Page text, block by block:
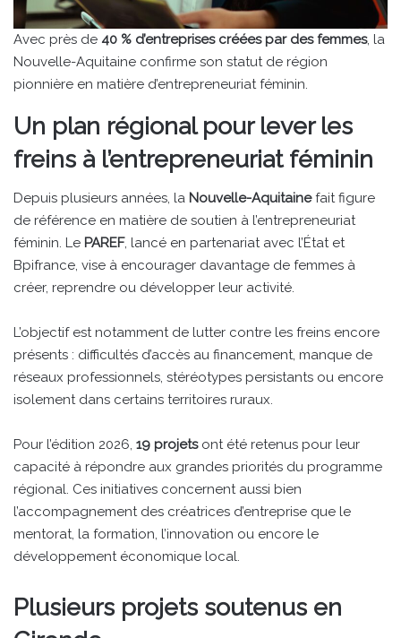
Avec près de 40 % d’entreprises créées par des femmes, la
Nouvelle-Aquitaine confirme son statut de région
pionnière en matière d’entrepreneuriat féminin.
Un plan régional pour lever les
freins à l’entrepreneuriat féminin
Depuis plusieurs années, la Nouvelle-Aquitainefait figure
de référence en matière de soutien à l’entrepreneuriat
féminin. Le PAREF, lancé en partenariat avec l’État et
Bpifrance, vise à encourager davantage de femmes à
créer, reprendre ou développer leur activité.
L’objectif est notamment de lutter contre les freins encore
présents : difficultés d’accès au financement, manque de
réseaux professionnels, stéréotypes persistants ou encore
isolement dans certains territoires ruraux.
Pour l’édition 2026, 19 projetsont été retenus pour leur
capacité à répondre aux grandes priorités du programme
régional. Ces initiatives concernent aussi bien
l’accompagnement des créatrices d’entreprise que le
mentorat, la formation, l’innovation ou encore le
développement économique local.
Plusieurs projets soutenus en